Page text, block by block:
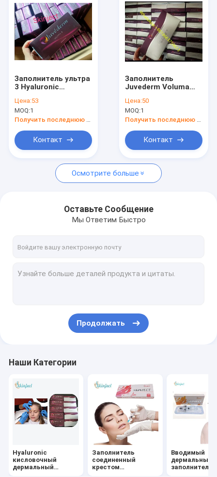
Продукты
О нас
Путешествие фабрики
Shopping Online
Hyaluronic кисловочный дермальный заполнитель
Вводимый дермальный заполнитель
Заполнитель Skinject
Медицинский гель Hyaluronate натрия
Дермальные впрыски губы заполнителя
Hyaluronic кисловочный заполнитель ручки
Оружие Месотерапы
Заполнитель ультра
3 Hyaluronic
дермальный 2x1ML
Juvederm для
увеличения губ
Цена:53
MOQ:1
Получить последнюю цену
Контакт
Заполнитель
Juvederm Voluma
САНИТАРНОМУ
НАДЗОРУ ЗА
КАЧЕСТВОМ
ПРОДУКТОВ И
МЕДИКАМЕНТОВ
Hyaluronic
кисловочный
дермальный для
лицевого 2x1ML
Цена:50
MOQ:1
Получить последнюю цену
Контакт
Осмотрите больше
Оставьте Сообщение
Мы Ответим Быстро
Продолжать
Наши Категории
Hyaluronic
кисловочный
дермальный
Заполнитель
соединенный
крестом
Вводимый
дермальный
заполнитель